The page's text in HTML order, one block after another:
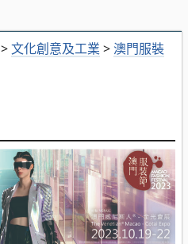
>文化創意及工業 > 澳門服裝